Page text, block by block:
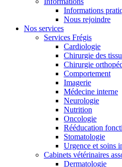
Informations
Nous rejoindre
Nos services
Services Frégis
Cardiologie
Chirurgie des
Chirurgie
Comportement
Imagerie
Médecine interne
Neurologie
Nutrition
Oncologie
Rééducation
Stomatologie
Urgence et soins
Cabinets vétérinaires
Dermatologie